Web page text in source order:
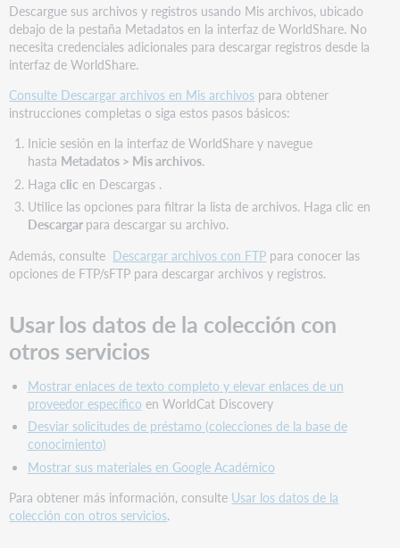
Descargue sus archivos y registros usando Mis archivos, ubicado
debajo de la pestaña Metadatos en la interfaz de WorldShare. No
necesita credenciales adicionales para descargar registros desde la
interfaz de WorldShare.
Consulte Descargar archivos en Mis archivos para obtener
instrucciones completas o siga estos pasos básicos:
Inicie sesión en la interfaz de WorldShare y navegue
hasta Metadatos> Mis archivos.
Haga clic en Descargas .
Utilice las opciones para filtrar la lista de archivos. Haga clic en
Descargar para descargar su archivo.
Además, consulte Descargar archivos con FTP para conocer las
opciones de FTP/sFTP para descargar archivos y registros.
Usar los datos de la colección con
otros servicios
Mostrar enlaces de texto completo y elevar enlaces de un
proveedor específico en WorldCat Discovery
Desviar solicitudes de préstamo (colecciones de la base de
conocimiento)
Mostrar sus materiales en Google Académico
Para obtener más información, consulte Usar los datos de la
colección con otros servicios.